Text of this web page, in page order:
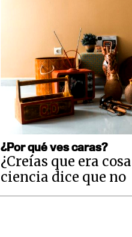
¿Por qué ves caras?
¿Creías que era
ciencia dice que no